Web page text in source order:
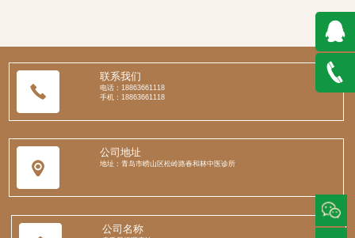
联系我们
电话：18863661118
手机：18863661118
公司地址
地址：青岛市崂山区松岭路春和林中医诊所
公司名称
QQ在